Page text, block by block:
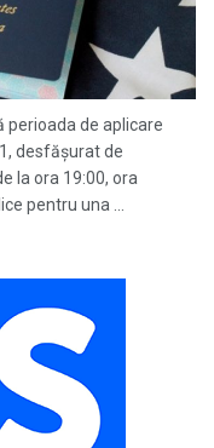
perioada de aplicare
desfăşurat de
la ora 19:00, ora
pentru una ...